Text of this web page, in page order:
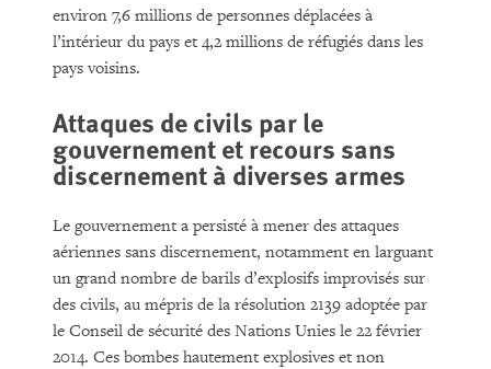
environ 7,6 millions de personnes déplacées à
l’intérieur du pays et 4,2 millions de réfugiés dans les
pays voisins.
Attaques de civils par le
gouvernement et recours sans
discernement à diverses armes
Le gouvernement a persisté à mener des attaques
aériennes sans discernement, notamment en larguant
un grand nombre de barils d’explosifs improvisés sur
des civils, au mépris de la résolution 2139 adoptée par
le Conseil de sécurité des Nations Unies le 22 février
2014. Ces bombes hautement explosives et non